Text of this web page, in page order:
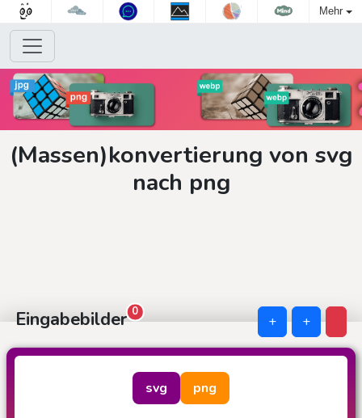
Mehr
(Massen)konvertierung von svg
nach png
0
Eingabebilder + +
svg png